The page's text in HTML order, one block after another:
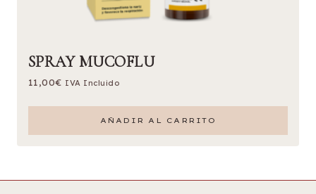
SPRAY MUCOFLU
11,00€ IVA Incluido
AÑADIR AL CARRITO